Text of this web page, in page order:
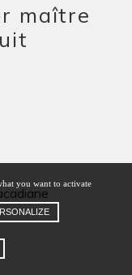
maître
you want to activate